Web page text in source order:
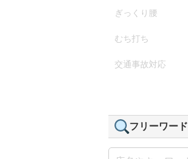
ぎっくり腰
むち打ち
交通事故対応
フリーワード